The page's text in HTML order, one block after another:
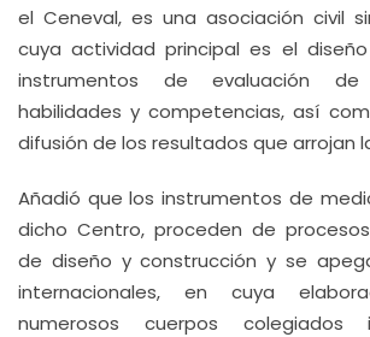
el Ceneval, es una asociación civil
cuya actividad principal es el
instrumentos de evaluación de
habilidades y competencias, así
difusión de los resultados que arrojan
Añadió que los instrumentos de
dicho Centro, proceden de
de diseño y construcción y se
internacionales, en cuya
numerosos cuerpos colegiados